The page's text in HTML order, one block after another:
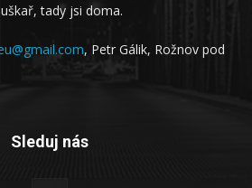
tady jsi doma.
, Petr Gálik, Rožnov pod
Sleduj nás